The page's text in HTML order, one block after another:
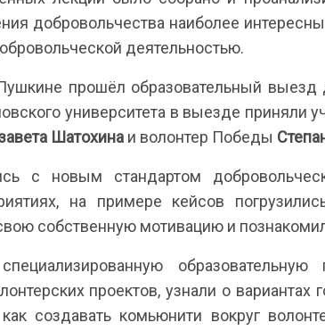
добровольчества наиболее
деятельностью.
прошёл образовательный выезд
университета в выезде
Шатохина и волонтер Победы
с новым стандартом
на примере кейсов
собственную мотивацию и
проектов, узнали о
создавать комьюнити вокруг